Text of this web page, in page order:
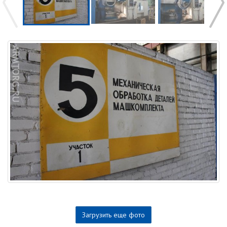
Загрузить еще фото